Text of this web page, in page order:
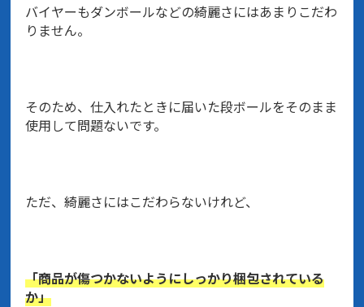
バイヤーもダンボールなどの綺麗さにはあまりこだわ
りません。
そのため、仕入れたときに届いた段ボールをそのまま
使用して問題ないです。
ただ、綺麗さにはこだわらないけれど、
「商品が傷つかないようにしっかり梱包されている
か」